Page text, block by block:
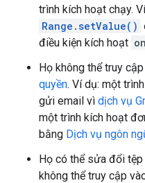
trình kích hoạt chạy.
Range.setValue()
điều kiện kích hoạt
Họ không thể truy
quyền. Ví dụ: một
gửi email vì dịch vụ
một trình kích hoạt
bằng Dịch vụ ngôn
Họ có thể sửa đổi
không thể truy cập